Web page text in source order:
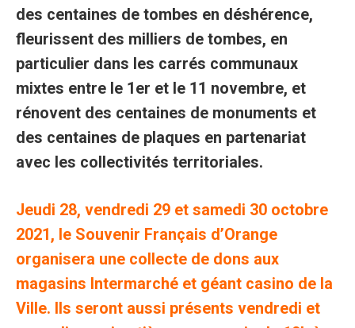
des centaines de tombes en déshérence,
fleurissent des milliers de tombes, en
particulier dans les carrés communaux
mixtes entre le 1er et le 11 novembre, et
rénovent des centaines de monuments et
des centaines de plaques en partenariat
avec les collectivités territoriales.
Jeudi 28, vendredi 29 et samedi 30 octobre
2021, le Souvenir Français d’Orange
organisera une collecte de dons aux
magasins Intermarché et géant casino de la
Ville. Ils seront aussi présents vendredi et